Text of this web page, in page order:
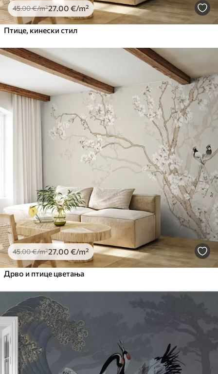
45.00€/m²27.00 €/m²
Птице, кинески стил
45.00€/m²27.00 €/m²
Дрво и птице цветања